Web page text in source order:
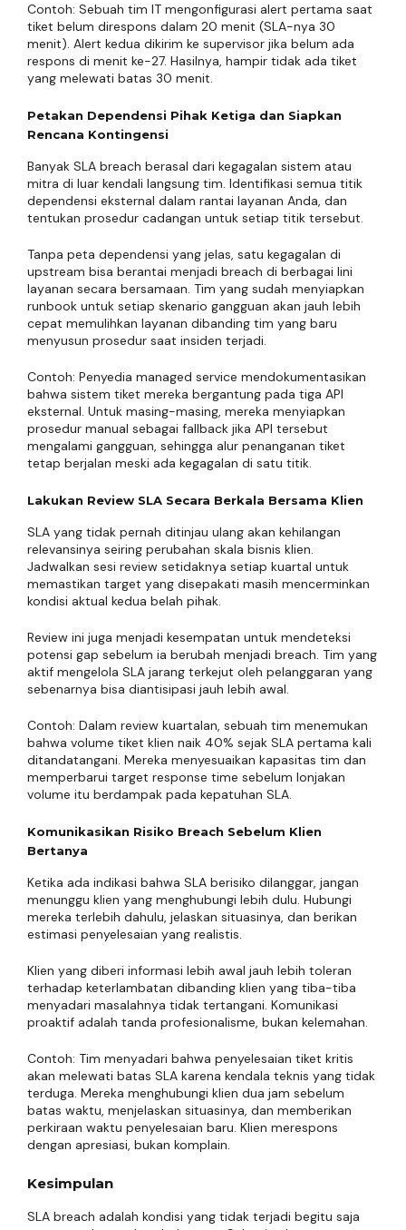
Contoh: Sebuah tim IT mengonfigurasi alert pertama saat
tiket belum direspons dalam 20 menit (SLA-nya 30
menit). Alert kedua dikirim ke supervisor jika belum ada
respons di menit ke-27. Hasilnya, hampir tidak ada tiket
yang melewati batas 30 menit.
Petakan Dependensi Pihak Ketiga dan Siapkan
Rencana Kontingensi
Banyak SLA breach berasal dari kegagalan sistem atau
mitra di luar kendali langsung tim. Identifikasi semua titik
dependensi eksternal dalam rantai layanan Anda, dan
tentukan prosedur cadangan untuk setiap titik tersebut.
Tanpa peta dependensi yang jelas, satu kegagalan di
upstream bisa berantai menjadi breach di berbagai lini
layanan secara bersamaan. Tim yang sudah menyiapkan
runbook untuk setiap skenario gangguan akan jauh lebih
cepat memulihkan layanan dibanding tim yang baru
menyusun prosedur saat insiden terjadi.
Contoh: Penyedia managed service mendokumentasikan
bahwa sistem tiket mereka bergantung pada tiga API
eksternal. Untuk masing-masing, mereka menyiapkan
prosedur manual sebagai fallback jika API tersebut
mengalami gangguan, sehingga alur penanganan tiket
tetap berjalan meski ada kegagalan di satu titik.
Lakukan Review SLA Secara Berkala Bersama Klien
SLA yang tidak pernah ditinjau ulang akan kehilangan
relevansinya seiring perubahan skala bisnis klien.
Jadwalkan sesi review setidaknya setiap kuartal untuk
memastikan target yang disepakati masih mencerminkan
kondisi aktual kedua belah pihak.
Review ini juga menjadi kesempatan untuk mendeteksi
potensi gap sebelum ia berubah menjadi breach. Tim yang
aktif mengelola SLA jarang terkejut oleh pelanggaran yang
sebenarnya bisa diantisipasi jauh lebih awal.
Contoh: Dalam review kuartalan, sebuah tim menemukan
bahwa volume tiket klien naik 40% sejak SLA pertama kali
ditandatangani. Mereka menyesuaikan kapasitas tim dan
memperbarui target response time sebelum lonjakan
volume itu berdampak pada kepatuhan SLA.
Komunikasikan Risiko Breach Sebelum Klien
Bertanya
Ketika ada indikasi bahwa SLA berisiko dilanggar, jangan
menunggu klien yang menghubungi lebih dulu. Hubungi
mereka terlebih dahulu, jelaskan situasinya, dan berikan
estimasi penyelesaian yang realistis.
Klien yang diberi informasi lebih awal jauh lebih toleran
terhadap keterlambatan dibanding klien yang tiba-tiba
menyadari masalahnya tidak tertangani. Komunikasi
proaktif adalah tanda profesionalisme, bukan kelemahan.
Contoh: Tim menyadari bahwa penyelesaian tiket kritis
akan melewati batas SLA karena kendala teknis yang tidak
terduga. Mereka menghubungi klien dua jam sebelum
batas waktu, menjelaskan situasinya, dan memberikan
perkiraan waktu penyelesaian baru. Klien merespons
dengan apresiasi, bukan komplain.
Kesimpulan
SLA breach adalah kondisi yang tidak terjadi begitu saja